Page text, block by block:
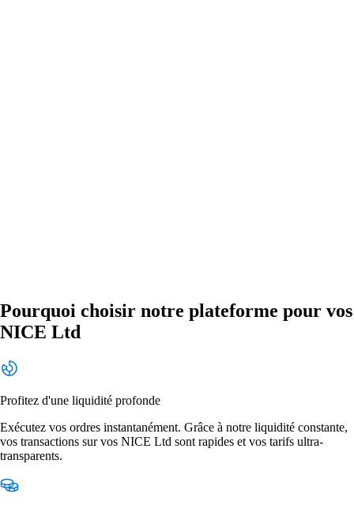
Pourquoi choisir notre plateforme pour vos
NICE Ltd
Profitez d'une liquidité profonde
Exécutez vos ordres instantanément. Grâce à notre liquidité constante,
vos transactions sur vos NICE Ltd sont rapides et vos tarifs ultra-
transparents.